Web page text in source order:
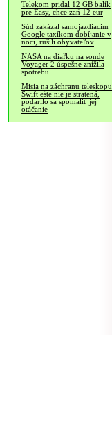
Telekom pridal 12 GB balík
pre Easy, chce zaň 12 eur
Súd zakázal samojazdiacim
Google taxíkom dobíjanie v
noci, rušili obyvateľov
NASA na diaľku na sonde
Voyager 2 úspešne znížila
spotrebu
Misia na záchranu teleskopu
Swift ešte nie je stratená,
podarilo sa spomaliť jej
otáčanie